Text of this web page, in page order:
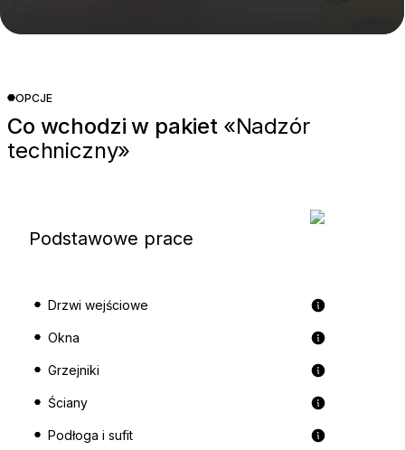
OPCJE
Co wchodzi w pakiet «Nadzór
techniczny»
Podstawowe prace
Drzwi wejściowe
Okna
Grzejniki
Ściany
Podłoga i sufit